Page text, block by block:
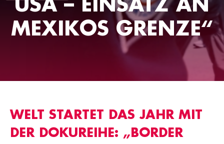
USA – EINSATZ AN
MEXIKOS GRENZE“
WELT STARTET DAS JAHR MIT
DER DOKUREIHE: „BORDER